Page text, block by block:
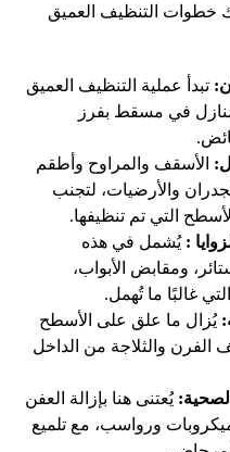
خطوات التنظيف العميق
تبدأ عملية التنظيف العميق
في مسقط بفرز
الأسقف والمراوح وأطقم
والأرضيات، لتجنب
التي تم تنظيفها.
: يُشمل في هذه
ومقابض الأبواب،
غالبًا ما تُهمل.
يُزال ما علق على الأسطح
والثلاجة من الداخل
يُعتنى هنا بإزالة العفن
ورواسب، مع تلميع